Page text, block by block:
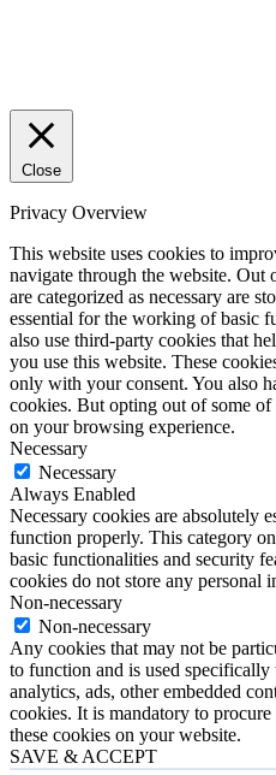
Close
Privacy Overview
This website uses cookies to
navigate through the website. Out
are categorized as necessary are
essential for the working of basic
also use third-party cookies that
you use this website. These
only with your consent. You also
cookies. But opting out of some of
on your browsing experience.
Necessary
Necessary
Always Enabled
Necessary cookies are absolutely
function properly. This category
basic functionalities and security
cookies do not store any personal
Non-necessary
Non-necessary
Any cookies that may not be
to function and is used specifically
analytics, ads, other embedded
cookies. It is mandatory to
these cookies on your website.
SAVE & ACCEPT